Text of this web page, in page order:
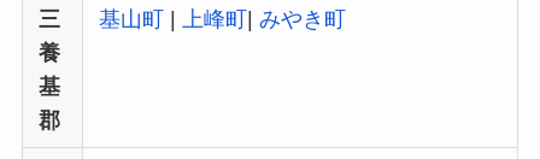
三
養
基
郡
基山町 |上峰町 |みやき町